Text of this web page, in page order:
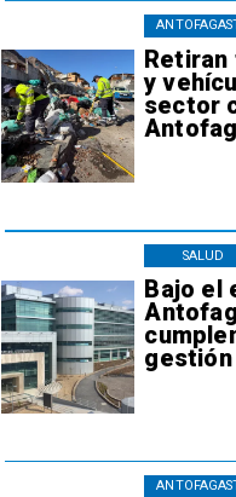
y
sector
Bajo el
gestión
SALUD